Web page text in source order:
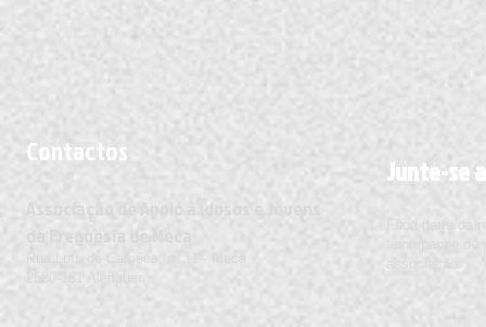
Contactos
Associação de Apoio a Idosos e Jovens
da Freguesia de Meca
Rua Luís de Camões, nº 11 - Meca
Junte-se